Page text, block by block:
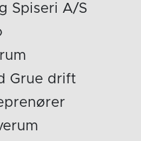
Spiseri A/S
Grue drift